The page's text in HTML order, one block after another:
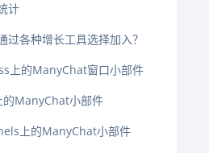
计
过各种增长工具选择加入？
上的ManyChat窗口小部件
的ManyChat小部件
上的ManyChat小部件